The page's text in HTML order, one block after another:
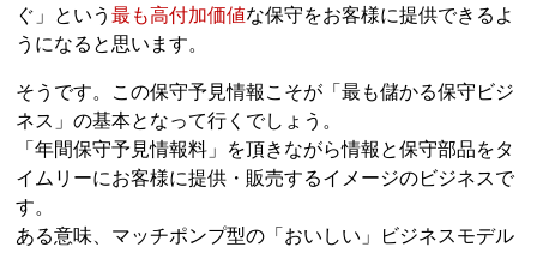
ぐ」という最も高付加価値な保守をお客様に提供できるよ
うになると思います。
そうです。この保守予見情報こそが「最も儲かる保守ビジ
ネス」の基本となって行くでしょう。
「年間保守予見情報料」を頂きながら情報と保守部品をタ
イムリーにお客様に提供・販売するイメージのビジネスで
す。
ある意味、マッチポンプ型の「おいしい」ビジネスモデル